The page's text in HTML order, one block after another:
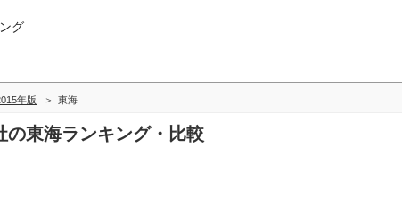
グ
年版 東海
の東海ランキング・比較